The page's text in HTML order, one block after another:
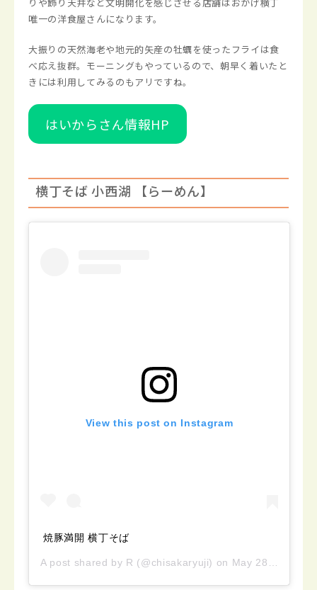
唯一の洋食屋さんになります。
大振りの天然海老や地元的矢産の牡蠣を使ったフライは食
べ応え抜群。モーニングもやっているので、朝早く着いたと
きには利用してみるのもアリですね。
はいからさん情報HP
横丁そば 小西湖 【らーめん】
View this post on Instagram
焼豚満開 横丁そば
A post shared by R (@chisakaryuji) on May 28, 2016 at 6:06pm PDT